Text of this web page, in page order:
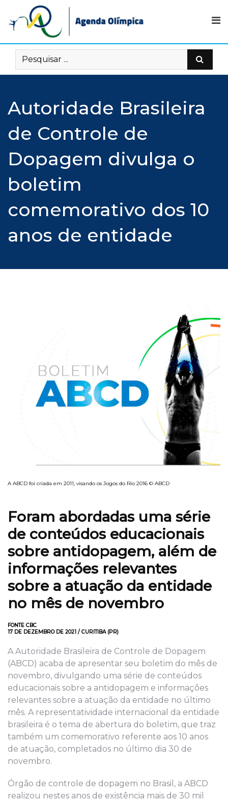
content
Autoridade Brasileira
de Controle de
Dopagem divulga o
boletim
comemorativo dos 10
anos de entidade
A ABCD foi criada em 2011, visando os Jogos do Rio 2016 © ABCD
Foram abordadas uma série
de conteúdos educacionais
sobre antidopagem, além de
informações relevantes
sobre a atuação da entidade
no mês de novembro
FONTE CBC
17 DE DEZEMBRO DE 2021 / CURITIBA (PR)
A Autoridade Brasileira de Controle de Dopagem
(ABCD) acaba de apresentar seu boletim do mês de
novembro, divulgando uma série de conteúdos
educacionais sobre a antidopagem e informações
relevantes sobre a atuação da entidade no último
mês. A representatividade internacional da entidade
brasileira é o tema de abertura do boletim, que traz
também um comemorativo referente aos 10 anos
de atuação, completados no último dia 30 de
novembro.
Órgão de controle de dopagem no Brasil, a ABCD
realizou nestes anos de existência mais de 30 mil